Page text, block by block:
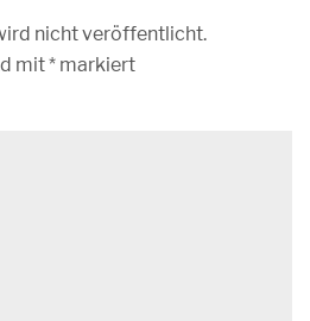
nicht veröffentlicht.
mit* markiert